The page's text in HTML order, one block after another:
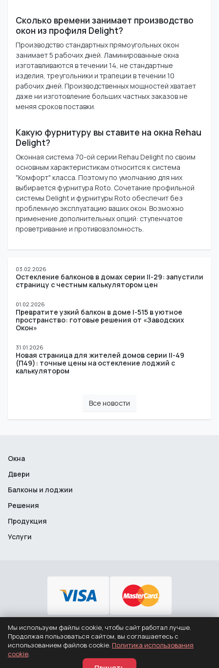
Сколько времени занимает производство
окон из профиля Delight?
Производство стандартных прямоугольных окон
занимает 5 рабочих дней. Ламинированные окна
изготавливаются в течении 14, не стандартные
изделия, треугольники и трапеции в течении 10
рабочих дней. Производственных мощностей хватает
даже ни изготовление больших частных заказов не
меняя сроков поставки.
Какую фурнитуру вы ставите на окна Rehau
Delight?
Оконная система 70-ой серии Rehau Delight по своим
основным характеристикам относится к система
"Комфорт" класса. Поэтому по умолчанию для них
выбирается фурнитура Roto. Сочетание профильной
системы Delight и фурнитуры Roto обеспечит без
проблемную эксплуатацию ваших окон. Возможно
применение дополнительных опций: ступенчатое
проветривание и противовзломность.
03.02.2026
Остекление балконов в домах серии II-29: запустили
страницу с честным калькулятором цен
01.02.2026
Превратите узкий балкон в доме I-515 в уютное
пространство: готовые решения от «Заводских
Окон»
31.01.2026
Новая страница для жителей домов серии II-49
(П49): точные цены на остекление лоджий с
калькулятором
Все новости
Окна
Двери
Балконы и лоджии
Решения
Продукция
Услуги
+7 (495) 646-12-46
© 2008 – 2026 ООО "Заводские Окна"
Политика конфиденциальности
Политика использования cookie
Мы используем файлы cookie, чтобы сайт работал лучше.
Продолжая пользоваться сайтом, вы соглашаетесь с
использованием файлов cookie. Политика использования
cookie.